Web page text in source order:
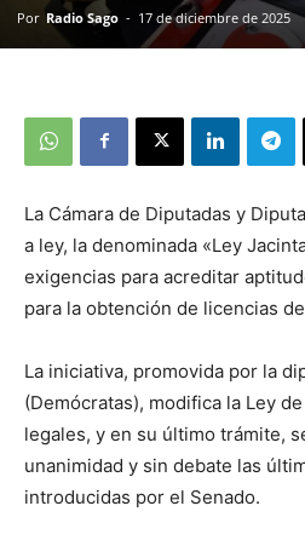
Por Radio Sago - 17 de diciembre de 2025
La Cámara de Diputadas y
a ley, la denominada «Ley
exigencias para acreditar
para la obtención de licencias
La iniciativa, promovida por la
(Demócratas), modifica la Ley
legales, y en su último trámite,
unanimidad y sin debate las
introducidas por el Senado.